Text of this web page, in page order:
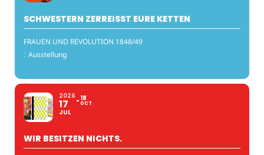
SCHWESTERN ZERREISST EURE KETTEN
FRAUEN UND REVOLUTION 1848/49
: Ausstellung
2026
17
JUL
18
OCT
WIR BESITZEN NICHTS.